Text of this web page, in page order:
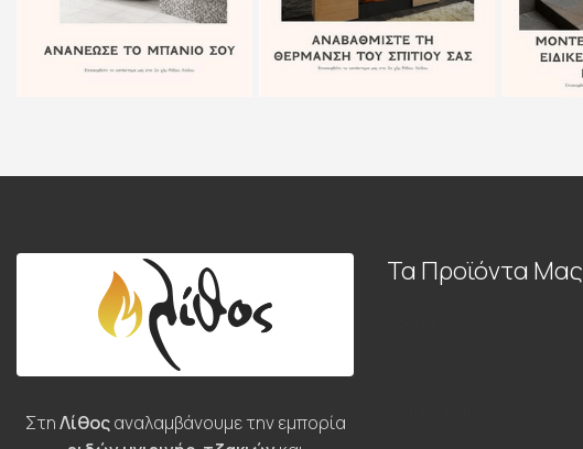
ΣτηΛίθοςαναλαμβάνουμε την εμπορία
Τα Προϊόντα Μας